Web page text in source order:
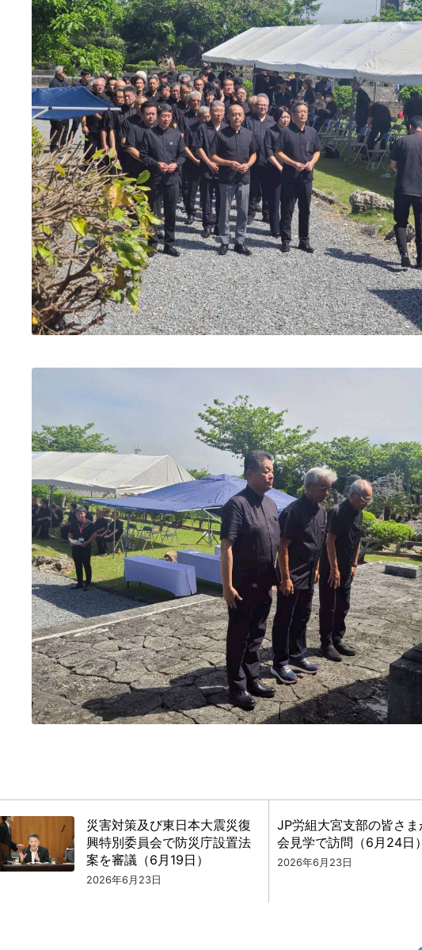
災害対策及び東日本大震災復
興特別委員会で防災庁設置法
案を審議（6月19日）
2026年6月23日
JP労組大宮支部の皆さま
会見学で訪問（6月24日）
2026年6月23日